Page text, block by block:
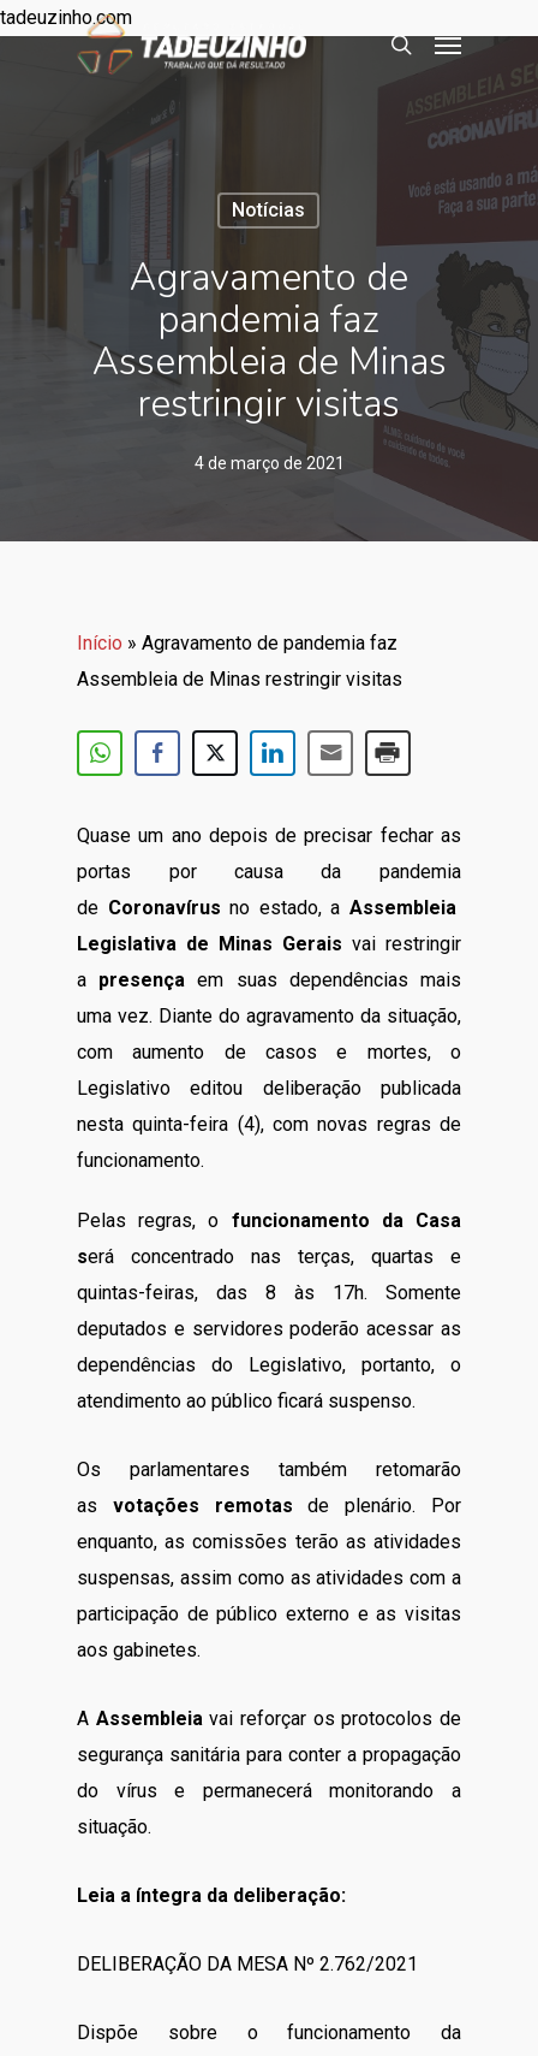
tadeuzinho.com
Notícias
Agravamento de
pandemia faz
Assembleia de Minas
restringir visitas
4 de março de 2021
Início » Agravamento de pandemia faz
Assembleia de Minas restringir visitas
Quase um ano depois de precisar fechar as
portas por causa da pandemia
de Coronavírus no estado, a Assembleia
Legislativa de Minas Gerais vai restringir
a presença em suas dependências mais
uma vez. Diante do agravamento da situação,
com aumento de casos e mortes, o
Legislativo editou deliberação publicada
nesta quinta-feira (4), com novas regras de
funcionamento.
Pelas regras, o funcionamento da Casa
será concentrado nas terças, quartas e
quintas-feiras, das 8 às 17h. Somente
deputados e servidores poderão acessar as
dependências do Legislativo, portanto, o
atendimento ao público ficará suspenso.
Os parlamentares também retomarão
as votações remotasde plenário. Por
enquanto, as comissões terão as atividades
suspensas, assim como as atividades com a
participação de público externo e as visitas
aos gabinetes.
A Assembleiavai reforçar os protocolos de
segurança sanitária para conter a propagação
do vírus e permanecerá monitorando a
situação.
Leia a íntegra da deliberação:
DELIBERAÇÃO DA MESA Nº 2.762/2021
Dispõe sobre o funcionamento da